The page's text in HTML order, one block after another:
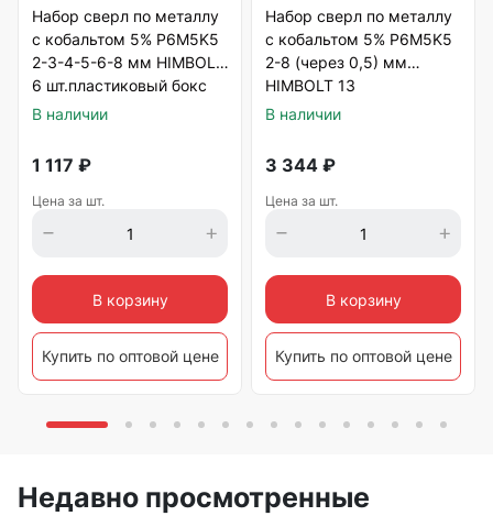
Набор сверл по металлу
с кобальтом 5% P6M5K5
2-3-4-5-6-8 мм HIMBOLT
6 шт.пластиковый бокс
В наличии
1 117 ₽
Цена за шт.
В корзину
Купить по оптовой цене
Набор сверл по металлу
с кобальтом 5% P6M5K5
2-8 (через 0,5) мм
HIMBOLT 13
шт.пластиковый бокс
В наличии
3 344 ₽
Цена за шт.
В корзину
Купить по оптовой цене
Недавно просмотренные